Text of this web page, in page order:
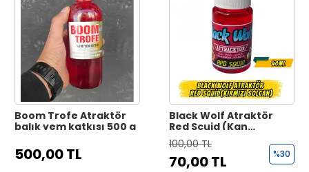
Boom Trofe Atraktör
balık yem katkısı 500 g
500,00 TL
Black Wolf Atraktör
Red Scuid (Kan
solucanı) 40ml
100,00 TL
70,00 TL %30